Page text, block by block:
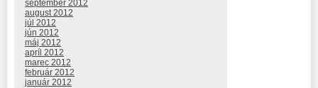
september 2012
august 2012
júl 2012
jún 2012
máj 2012
apríl 2012
marec 2012
február 2012
január 2012